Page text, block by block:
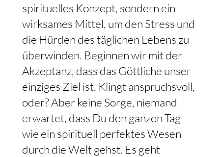
spirituelles Konzept, sondern ein
wirksames Mittel, um den Stress und
die Hürden des täglichen Lebens zu
überwinden. Beginnen wir mit der
Akzeptanz, dass das Göttliche unser
einziges Ziel ist. Klingt anspruchsvoll,
oder? Aber keine Sorge, niemand
erwartet, dass Du den ganzen Tag
wie ein spirituell perfektes Wesen
durch die Welt gehst. Es geht